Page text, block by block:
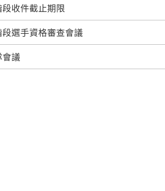
段收件截止期限
段選手資格審查會議
議